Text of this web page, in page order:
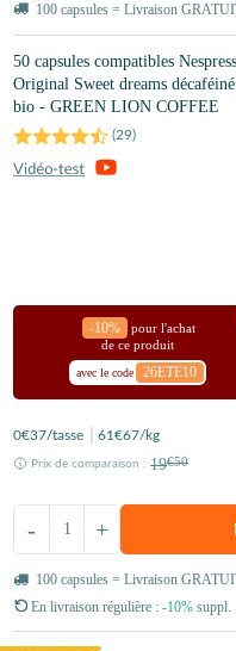
100 capsules = Livraison
50 capsules compatibles
Original Sweet dreams décaféiné
bio - GREEN LION COFFEE
(29)
-10%
pour l'achat
de ce produit
avec le code 26ETE10
0€37/tasse 61€67/kg
Prix de comparaison : 19€50
+
-
100 capsules = Livraison
En livraison régulière : -10% suppl.